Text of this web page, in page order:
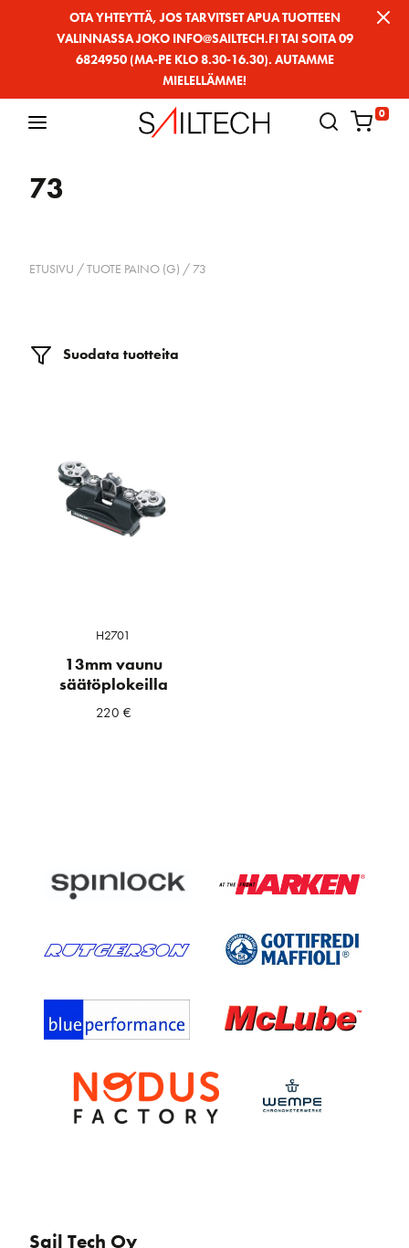
OTA YHTEYTTÄ, JOS TARVITSET APUA TUOTTEEN
VALINNASSA JOKO INFO@SAILTECH.FI TAI SOITA 09
6824950 (MA-PE KLO 8.30-16.30). AUTAMME
MIELELLÄMME!
0
73
ETUSIVU / TUOTE PAINO (G) / 73
Suodata tuotteita
H2701
13mm vaunu
säätöplokeilla
220 €
Sail Tech Oy